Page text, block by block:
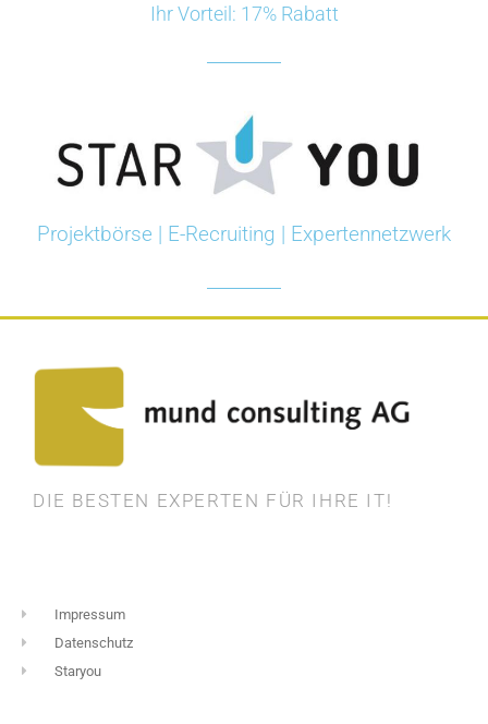
Ihr Vorteil: 17% Rabatt
Projektbörse | E-Recruiting | Expertennetzwerk
DIE BESTEN EXPERTEN FÜR IHRE IT!
Impressum
Datenschutz
Staryou